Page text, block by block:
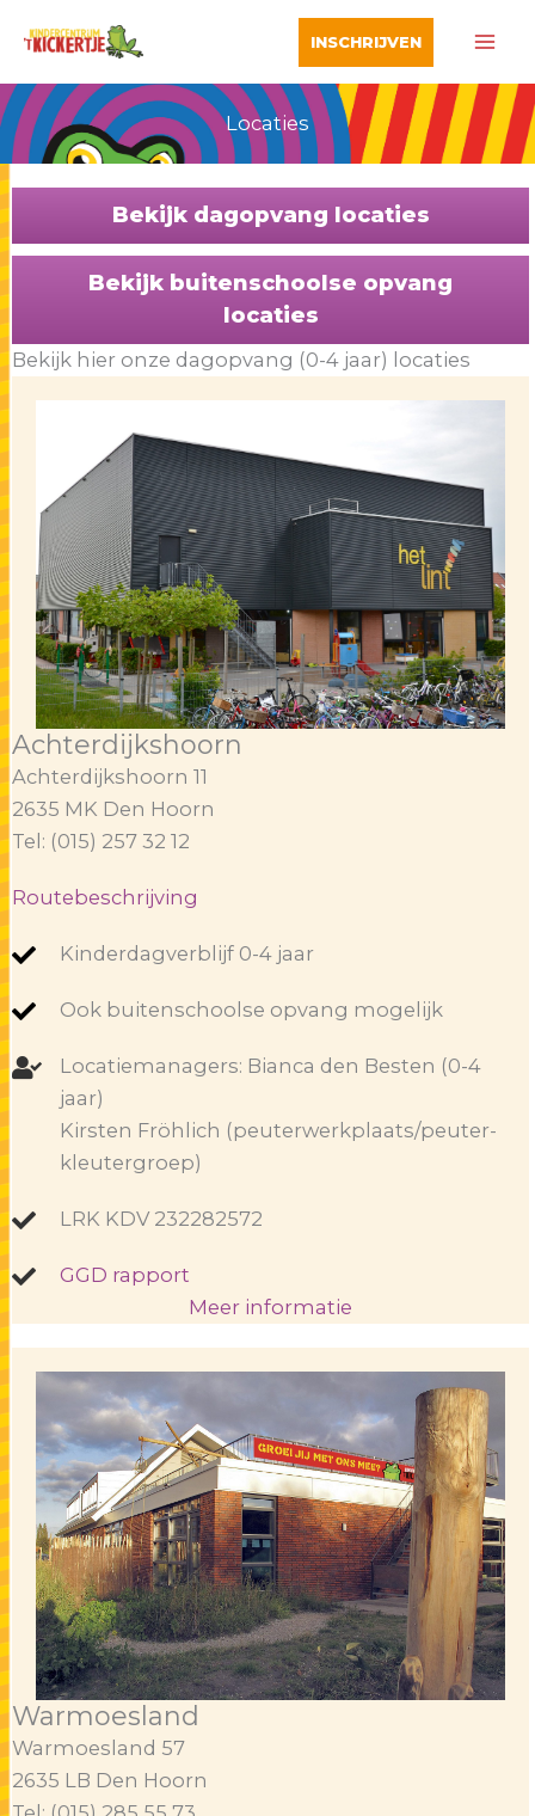
naar
de
inhoud
INSCHRIJVEN
Locaties
Bekijk dagopvang locaties
Bekijk buitenschoolse opvang
locaties
Bekijk hier onze dagopvang (0-4 jaar) locaties
Achterdijkshoorn
Achterdijkshoorn 11
2635 MK Den Hoorn
Tel: (015) 257 32 12
Routebeschrijving
Kinderdagverblijf 0-4 jaar
Ook buitenschoolse opvang mogelijk
Locatiemanagers: Bianca den Besten (0-4
jaar)
Kirsten Fröhlich (peuterwerkplaats/peuter-
kleutergroep)
LRK KDV 232282572
GGD rapport
Meer informatie
Warmoesland
Warmoesland 57
2635 LB Den Hoorn